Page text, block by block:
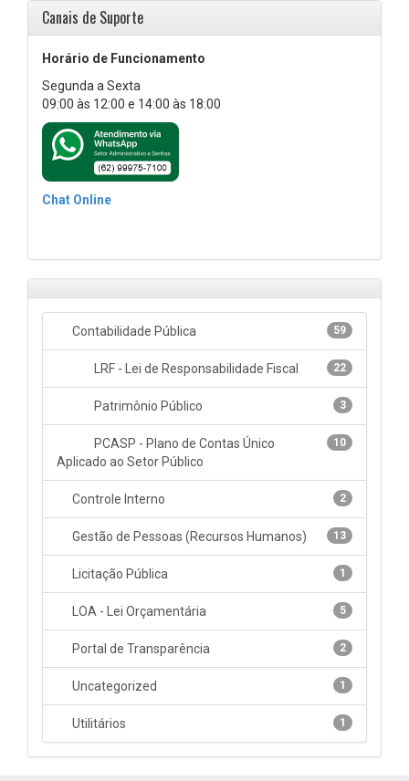
Canais de Suporte
Horário de Funcionamento
Segunda a Sexta
09:00 às 12:00 e 14:00 às 18:00
Chat Online
59
Contabilidade Pública
22
LRF - Lei de Responsabilidade Fiscal
3
Patrimônio Público
10
PCASP - Plano de Contas Único
Aplicado ao Setor Público
2
Controle Interno
13
Gestão de Pessoas (Recursos Humanos)
1
Licitação Pública
5
LOA - Lei Orçamentária
2
Portal de Transparência
1
Uncategorized
1
Utilitários